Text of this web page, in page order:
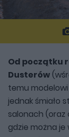
Od początku
Dusterów
temu
jednak śmiało
salonach (oraz
gdzie można je